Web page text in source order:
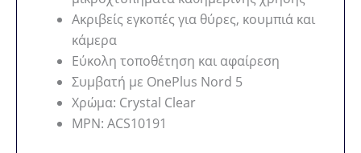
Ακριβείς εγκοπές για θύρες, κουμπιά και
κάμερα
Εύκολη τοποθέτηση και αφαίρεση
Συμβατή με OnePlus Nord 5
Χρώμα: Crystal Clear
MPN: ACS10191